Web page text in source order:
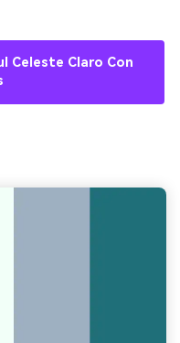
Celeste Claro Con